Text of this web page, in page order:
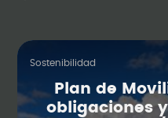
Sostenibilidad
Plan de
obligaciones